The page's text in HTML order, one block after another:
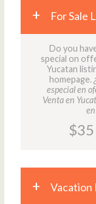
For Sale
Do you
special on
Yucatan
homepage.
especial en
Venta en
$35
Vacation